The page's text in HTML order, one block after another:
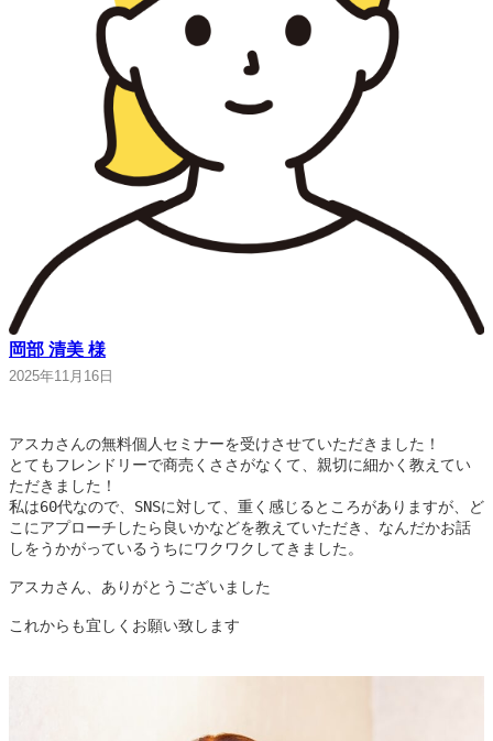
岡部 清美 様
2025年11月16日
アスカさんの無料個人セミナーを受けさせていただきました！
とてもフレンドリーで商売くささがなくて、親切に細かく教えてい
ただきました！
私は60代なので、SNSに対して、重く感じるところがありますが、ど
こにアプローチしたら良いかなどを教えていただき、なんだかお話
しをうかがっているうちにワクワクしてきました。
アスカさん、ありがとうございました
これからも宜しくお願い致します